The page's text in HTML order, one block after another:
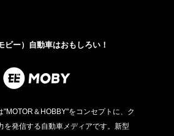
ビー）自動車はおもしろい！
"MOTOR＆HOBBY"をコンセプトに、ク
を発信する自動車メディアです。新型